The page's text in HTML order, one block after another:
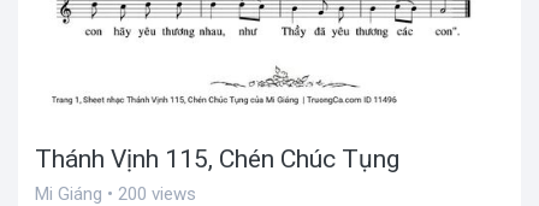
Thánh Vịnh 115, Chén Chúc Tụng
Mi Giáng • 200 views